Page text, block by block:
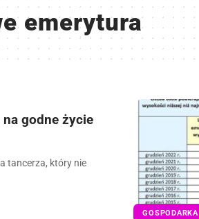
emerytura
GOSPODARKA
godne życie
tancerza, który nie